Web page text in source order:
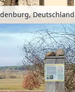
Deutschland